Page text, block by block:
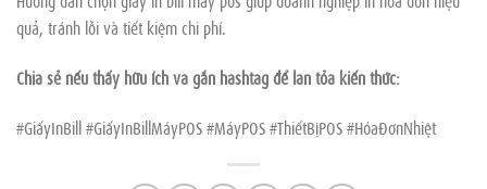
quả, tránh lỗi và tiết kiệm chi phí.
Chia sẻ nếu thấy hữu ích và gắn hashtag để lan tỏa kiến thức:
#GiấyInBill #GiấyInBillMáyPOS #MáyPOS #ThiếtBịPOS #HóaĐơnNhiệt